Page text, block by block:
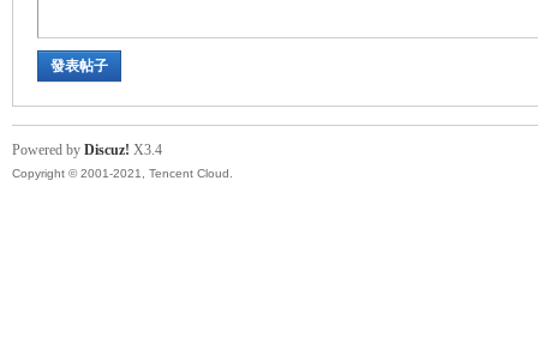
發表帖子
Powered by Discuz! X3.4
Copyright © 2001-2021, Tencent Cloud.